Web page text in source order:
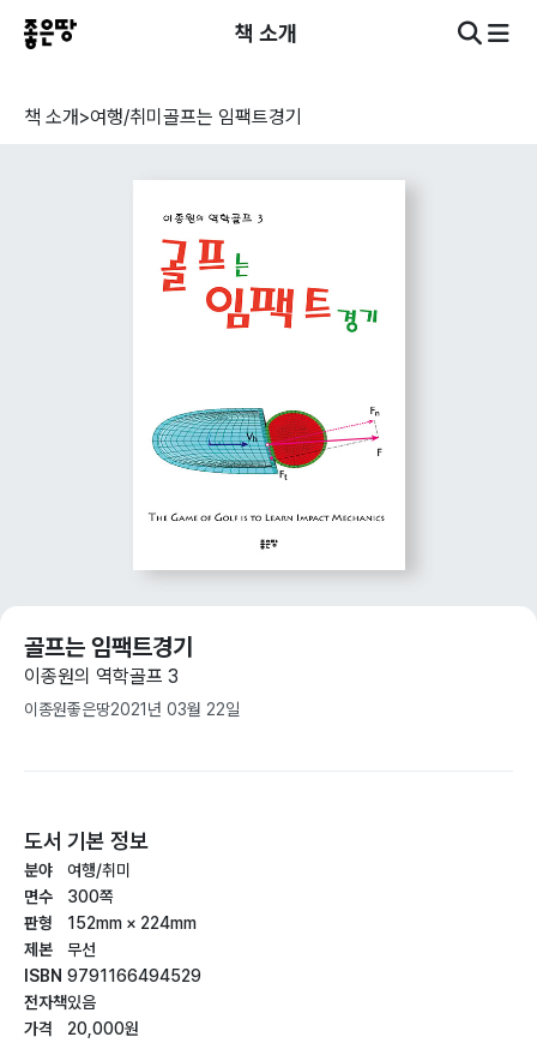
책 소개
책 소개>여행/취미 골프는 임팩트경기
골프는 임팩트경기
이종원의 역학골프 3
이종원좋은땅2021년 03월 22일
도서 기본 정보
분야
면수
판형
제본
ISBN
전자책
가격
여행/취미
300쪽
152mm × 224mm
무선
9791166494529
있음
20,000원